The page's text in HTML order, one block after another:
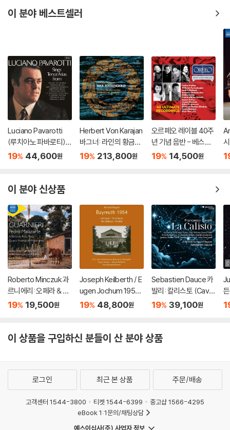
이 분야 베스트셀러
Luciano Pavarotti
(루치아노 파바로티) -
이탈리아 오페라 리마
P]
19% 44,600원
Herbert Von Karajan
바그너: 라인의 황금
(Wagner: Das Rhein
19% 213,800원
오르페오 레이블 40주
년 기념 음반 - 베스트
녹음 40 (ORFEO 40t
19% 14,500원
이 분야 신상품
Roberto Minczuk 과
르니에리: 오페라 & 관
현악 작품집 (Guarnier
19% 19,500원
Joseph Keilberth / E
ugen Jochum 1954
년 바이로이트 페스티
19% 48,800원
Sebastien Dauce 카
발리: 칼리스토 (Cavall
i: La Calisto)
19% 39,100원
이 상품을 구입하신 분들이 산 분야 상품
로그인 최근 본 상품 주문/배송
고객센터 1544-3800 티켓 1544-6399
중고샵 1566-4295
eBook 1:1문의/채팅상담
예스이십사(주) 사업자 정보